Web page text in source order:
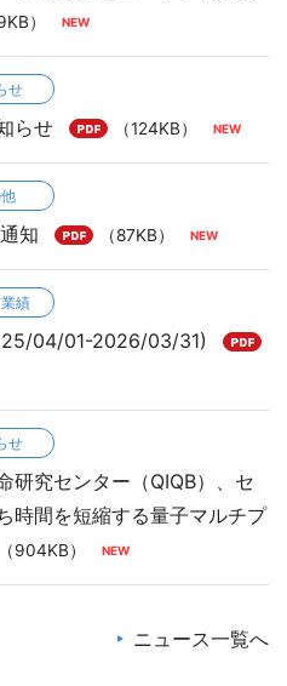
）
せ
らせ （124KB）
知 （87KB）
績
04/01-2026/03/31)
せ
研究センター（QIQB）、セ
間を短縮する量子マルチプ
（904KB）
ニュース一覧へ